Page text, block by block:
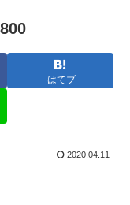
はてブ
2020.04.11